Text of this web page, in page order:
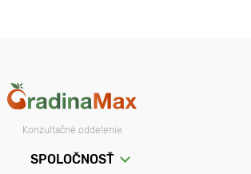
Konzultačné oddelenie
SPOLOČNOSŤ